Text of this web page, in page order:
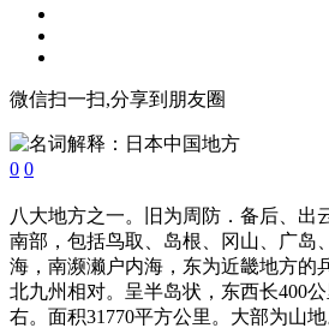
微信扫一扫,分享到朋友圈
0 0
八大地方之一。旧为周防．备后、出
南部，包括鸟取、岛根、冈山、广岛
海，南濒濑户内海，东为近畿地方的
北九州相对。呈半岛状，东西长400
右。面积31770平方公里。大部为山